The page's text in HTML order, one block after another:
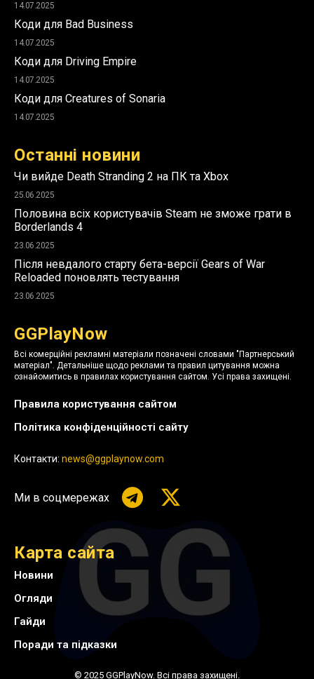
14.07.2025
Коди для Bad Business
14.07.2025
Коди для Driving Empire
14.07.2025
Коди для Creatures of Sonaria
14.07.2025
Останні новини
Чи вийде Death Stranding 2 на ПК та Xbox
25.06.2025
Половина всіх користувачів Steam не зможе грати в
Borderlands 4
23.06.2025
Після невдалого старту бета-версії Gears of War
Reloaded поновлять тестування
23.06.2025
GGPlayNow
Всі комерційні рекламні матеріали позначені словами "Партнерський
матеріал". Детальніше щодо реклами та правил цитування можна
ознайомитись в правилах користування сайтом. Усі права захищені.
Правила користування сайтом
Політика конфіденційності сайту
Контакти: news@ggplaynow.com
Ми в соцмережах
Карта сайта
Новини
Огляди
Гайди
Поради та підказки
© 2025 GGPlayNow. Всі права захищені.